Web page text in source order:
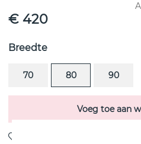
€ 420
Breedte
70 80 90
Voeg toe aan